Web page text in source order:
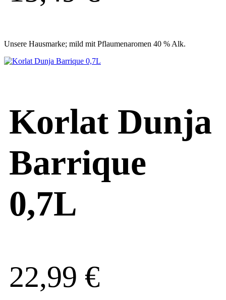
Unsere Hausmarke; mild mit Pflaumenaromen 40 % Alk.
Korlat Dunja
Barrique
0,7L
22,99 €